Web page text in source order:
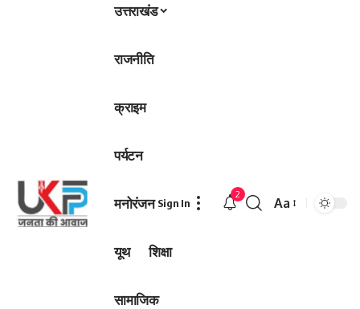
उत्तराखंड
राजनीति
क्राइम
पर्यटन
मनोरंजन
यूथ शिक्षा
सामाजिक
Sign In
2
Font
Aa